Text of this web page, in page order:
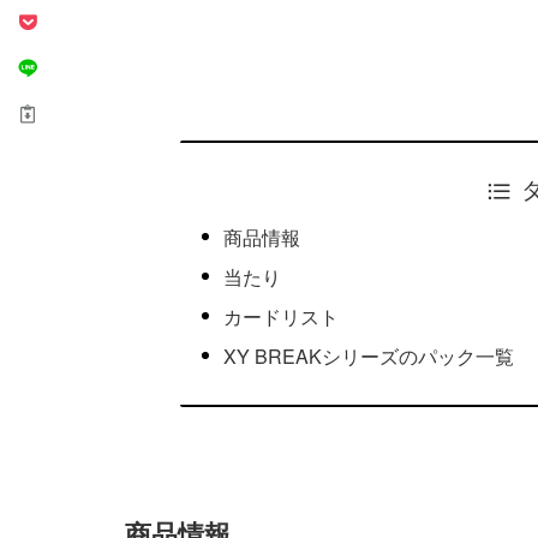
商品情報
当たり
カードリスト
XY BREAKシリーズのパック一覧